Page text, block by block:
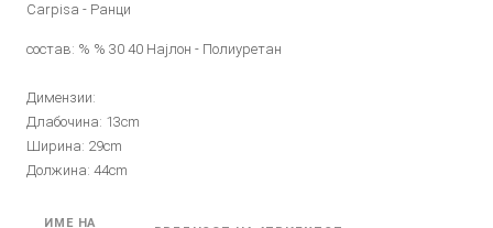
Carpisa - Ранци
состав: % % 30 40 Најлон - Полиуретан
Димензии:
Длабочина: 13cm
Ширина: 29cm
Должина: 44cm
ИМЕ НА